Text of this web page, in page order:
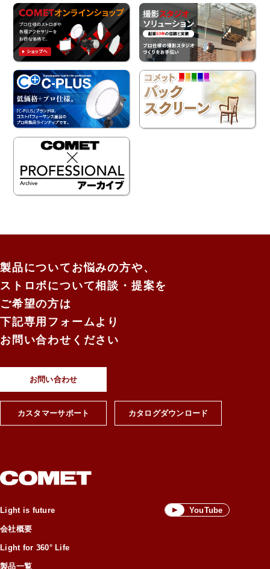
製品についてお悩みの方や、
ストロボについて相談・提案を
ご希望の方は
下記専用フォームより
お問い合わせください
お問い合わせ
カスタマーサポート カタログダウンロード
Light is future
会社概要
Light for 360° Life
製品一覧
YouTube